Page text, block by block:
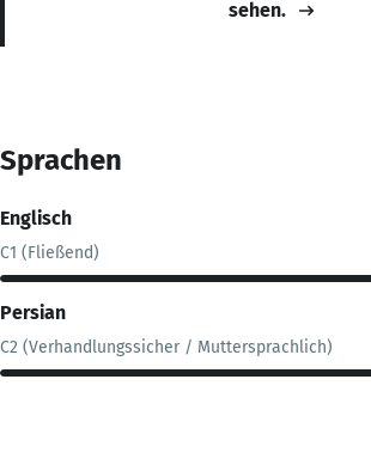
sehen.
Sprachen
Englisch
C1 (Fließend)
Persian
C2 (Verhandlungssicher / Muttersprachlich)